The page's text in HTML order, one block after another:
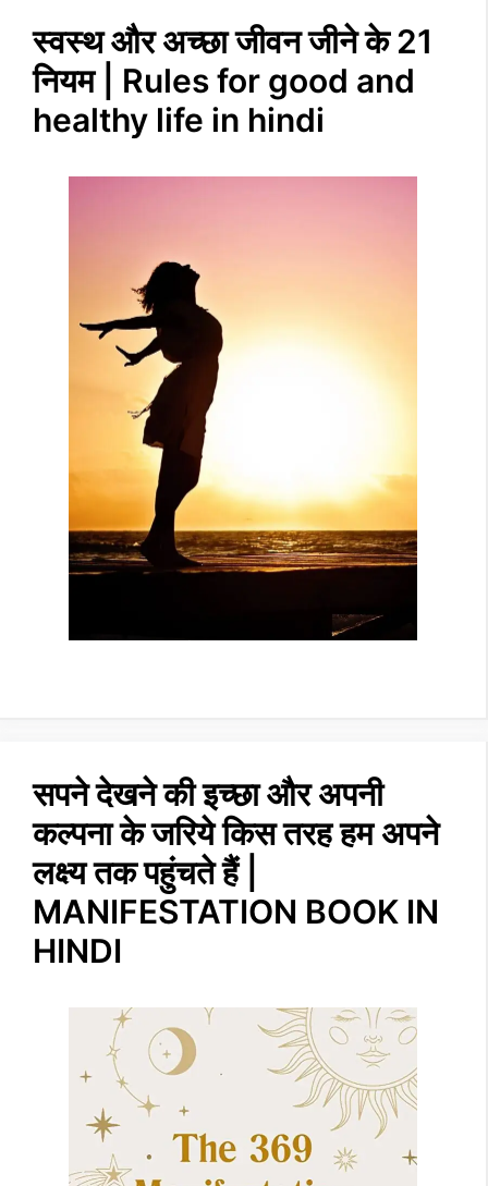
स्वस्थ और अच्छा जीवन जीने के 21
नियम | Rules for good and
healthy life in hindi
सपने देखने की इच्छा और अपनी
कल्पना के जरिये किस तरह हम अपने
लक्ष्य तक पहुंचते हैं |
MANIFESTATION BOOK IN
HINDI